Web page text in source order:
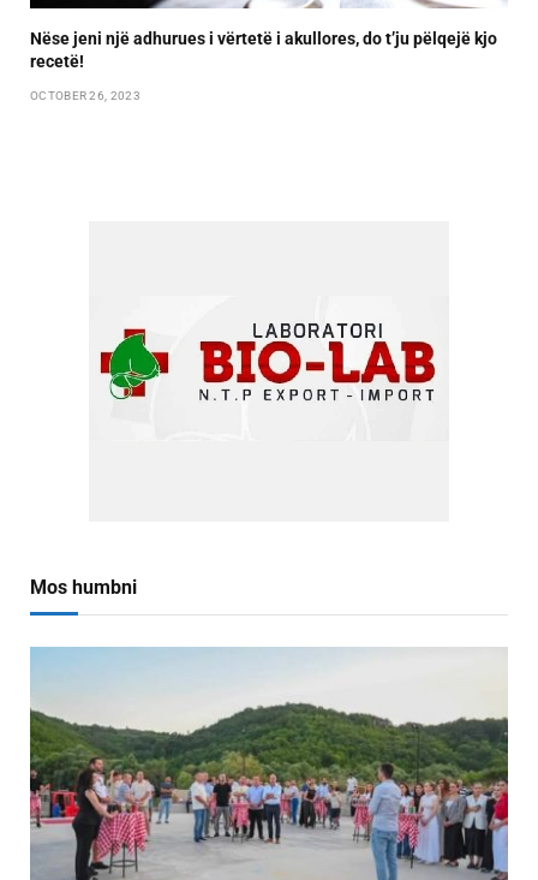
Nëse jeni një adhurues i vërtetë i akullores, do t’ju pëlqejë kjo
recetë!
OCTOBER 26, 2023
Mos humbni